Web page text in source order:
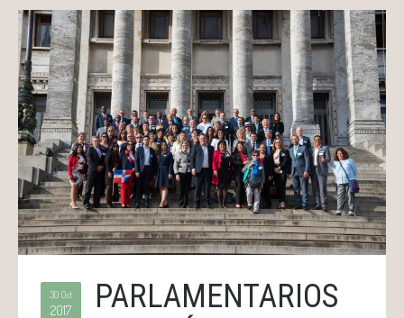
30 Oct
2017
PARLAMENTARIOS